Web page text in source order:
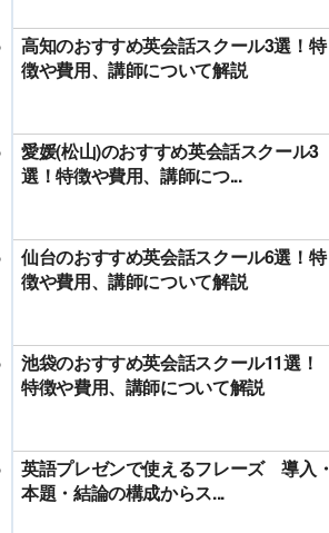
高知のおすすめ英会話スクール3選！特
徴や費用、講師について解説
愛媛(松山)のおすすめ英会話スクール3
選！特徴や費用、講師につ...
仙台のおすすめ英会話スクール6選！特
徴や費用、講師について解説
池袋のおすすめ英会話スクール11選！
特徴や費用、講師について解説
英語プレゼンで使えるフレーズ 導入・
本題・結論の構成からス...